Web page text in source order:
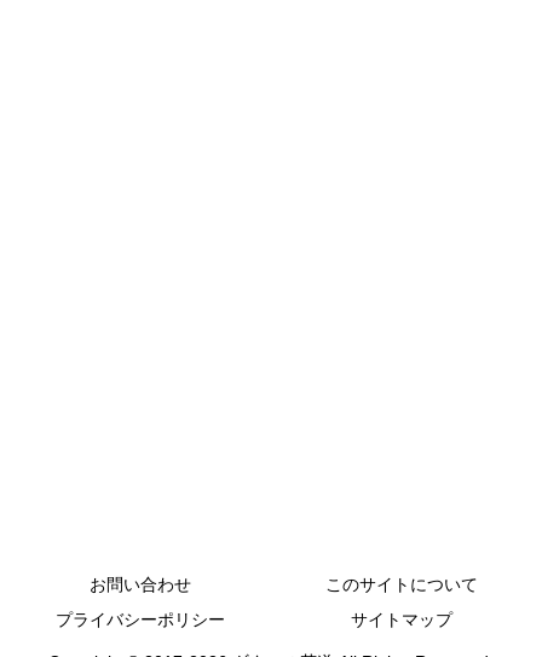
お問い合わせ
このサイトについて
プライバシーポリシー
サイトマップ